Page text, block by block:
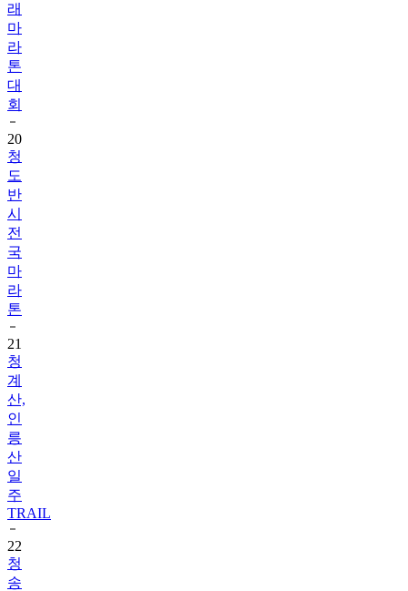
래
마
라
톤
대
회
20
청
도
반
시
전
국
마
라
톤
21
청
계
산,
인
릉
산
일
주
TRAIL
22
청
송